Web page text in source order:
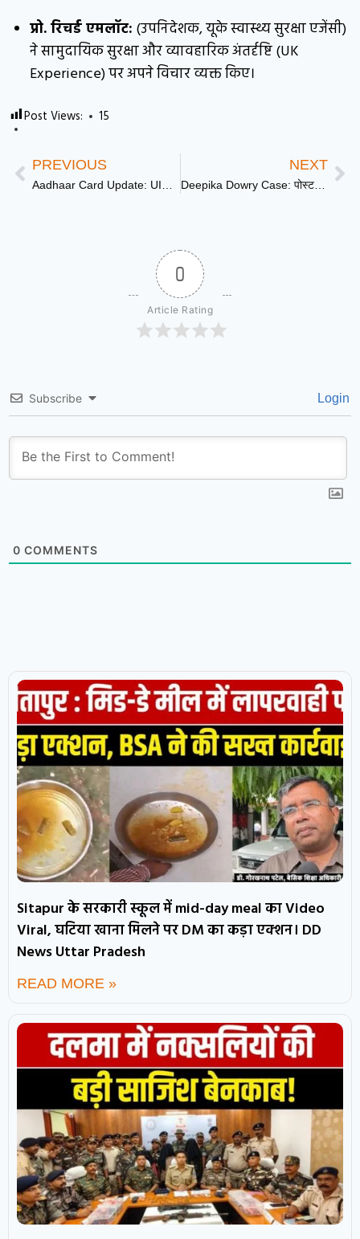
प्रो. रिचर्ड एमलॉट: (उपनिदेशक, यूके स्वास्थ्य सुरक्षा एजेंसी)
ने सामुदायिक सुरक्षा और व्यावहारिक अंतर्दृष्टि (UK
Experience) पर अपने विचार व्यक्त किए।
Post Views: 15
PREVIOUS NEXT
Deepika Dowry Case: पोस्टमार्टम रिपोर्ट से हुआ बर्बरता का खुलासा: सिर में क्लॉट और स्प्लीन फटने की पुष्टि
0
Article Rating
Subscribe Login
0 COMMENTS
Sitapur के सरकारी स्कूल में mid-day meal का Video
Viral, घटिया खाना मिलने पर DM का कड़ा एक्शन। DD
News Uttar Pradesh
READ MORE »